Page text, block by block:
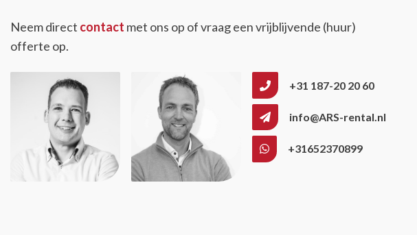
Neem direct contact met ons op of vraag een vrijblijvende (huur)
offerte op.
+31 187-20 20 60
info@ARS-rental.nl
+31652370899